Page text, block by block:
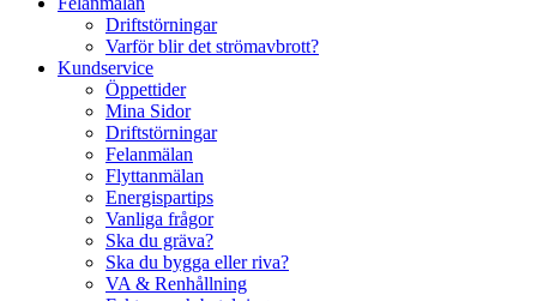
Driftstörningar
Varför blir det strömavbrott?
Kundservice
Öppettider
Mina Sidor
Driftstörningar
Felanmälan
Flyttanmälan
Energispartips
Vanliga frågor
Ska du gräva?
Ska du bygga eller riva?
VA & Renhållning